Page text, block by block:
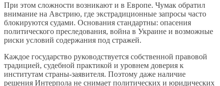
При этом сложности возникают и в Европе. Чумак обратил
внимание на Австрию, где экстрадиционные запросы часто
блокируются судами. Основания стандартны: опасения
политического преследования, война в Украине и возможные
риски условий содержания под стражей.
Каждое государство руководствуется собственной правовой
традицией, судебной практикой и уровнем доверия к
институтам страны-заявителя. Поэтому даже наличие
решения Интерпола не снимает политических и юридических